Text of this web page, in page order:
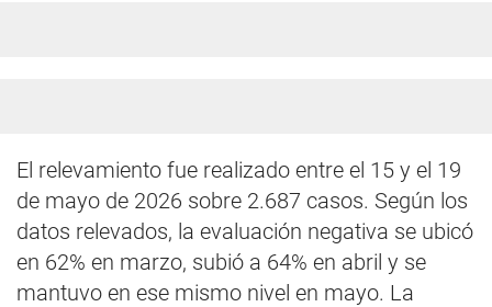
El relevamiento fue realizado entre el 15 y el 19
de mayo de 2026 sobre 2.687 casos. Según los
datos relevados, la evaluación negativa se ubicó
en 62% en marzo, subió a 64% en abril y se
mantuvo en ese mismo nivel en mayo. La